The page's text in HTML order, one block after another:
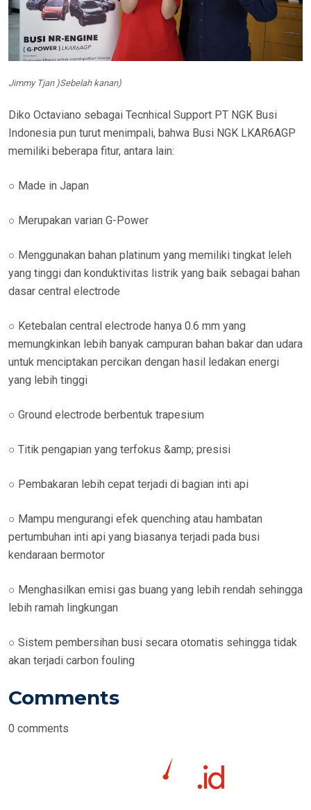
Jimmy Tjan )Sebelah kanan)
Diko Octaviano sebagai Tecnhical Support PT NGK Busi
Indonesia pun turut menimpali, bahwa Busi NGK LKAR6AGP
memiliki beberapa fitur, antara lain:
○ Made in Japan
○ Merupakan varian G-Power
○ Menggunakan bahan platinum yang memiliki tingkat leleh
yang tinggi dan konduktivitas listrik yang baik sebagai bahan
dasar central electrode
○ Ketebalan central electrode hanya 0.6 mm yang
memungkinkan lebih banyak campuran bahan bakar dan udara
untuk menciptakan percikan dengan hasil ledakan energi
yang lebih tinggi
○ Ground electrode berbentuk trapesium
○ Titik pengapian yang terfokus &amp; presisi
○ Pembakaran lebih cepat terjadi di bagian inti api
○ Mampu mengurangi efek quenching atau hambatan
pertumbuhan inti api yang biasanya terjadi pada busi
kendaraan bermotor
○ Menghasilkan emisi gas buang yang lebih rendah sehingga
lebih ramah lingkungan
○ Sistem pembersihan busi secara otomatis sehingga tidak
akan terjadi carbon fouling
Comments
0 comments